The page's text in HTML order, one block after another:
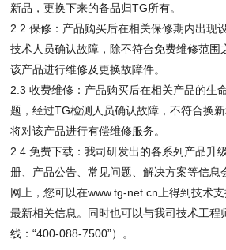
新品，更换下来的备品归TG所有。
2.2 保修：产品购买后在相关保修期内出现
技术人员确认故障，除不符合免费维修范围
该产品进行维修及更换故障件。
2.3 收费维修：产品购买后在相关产品的生
题，经过TG检测人员确认故障，不符合换
将对该产品进行有偿维修服务。
2.4 免费下载：我司研发出的各系列产品升
册、产品公告、常见问题、解决方案等信息
网上，您可以在www.tg-net.cn上得到技术
最新相关信息。同时也可以与我司技术工程
线：“400-088-7500”）。